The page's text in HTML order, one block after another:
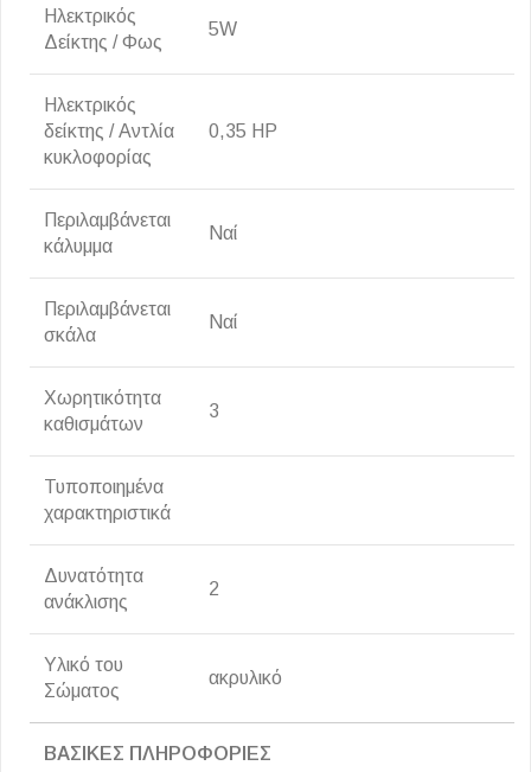
Ηλεκτρικός
Δείκτης / Φως
5W
Ηλεκτρικός
δείκτης / Αντλία
κυκλοφορίας
0,35 HP
Περιλαμβάνεται
κάλυμμα
Ναί
Περιλαμβάνεται
σκάλα
Ναί
Χωρητικότητα
καθισμάτων
3
Τυποποιημένα
χαρακτηριστικά
Δυνατότητα
ανάκλισης
2
Υλικό του
Σώματος
ακρυλικό
ΒΑΣΙΚΕΣ ΠΛΗΡΟΦΟΡΙΕΣ